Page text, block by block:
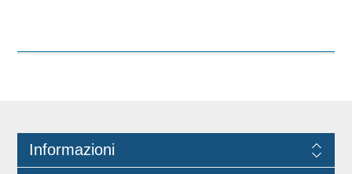
bene prima dell’uso.
Informazioni